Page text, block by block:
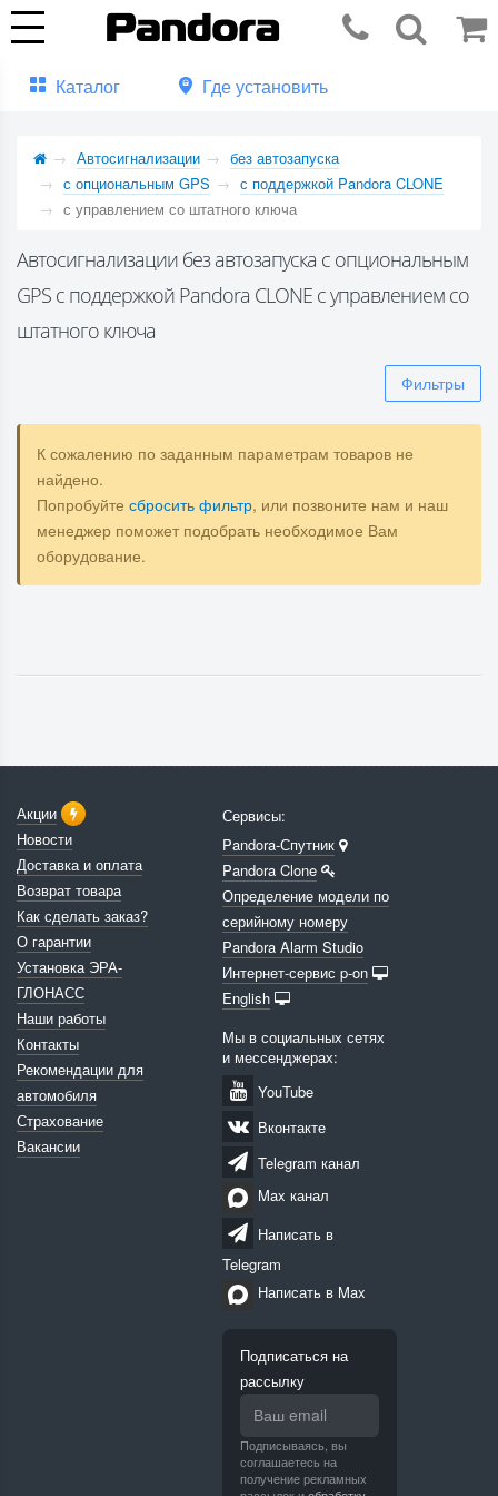
Каталог Где установить
Автосигнализации
без автозапуска
с опциональным GPS
с поддержкой Pandora CLONE
с управлением со штатного ключа
Автосигнализации без автозапуска с опциональным
GPS с поддержкой Pandora CLONE с управлением со
штатного ключа
Фильтры
К сожалению по заданным параметрам товаров не
найдено.
Попробуйте сбросить фильтр, или позвоните нам и наш
менеджер поможет подобрать необходимое Вам
оборудование.
Акции
Новости
Доставка и оплата
Возврат товара
Как сделать заказ?
О гарантии
Установка ЭРА-
ГЛОНАСС
Наши работы
Контакты
Рекомендации для
автомобиля
Страхование
Вакансии
Сервисы:
Pandora-Спутник
Pandora Clone
Определение модели по
серийному номеру
Pandora Alarm Studio
Интернет-сервис p-on
English
Мы в социальных сетях
и мессенджерах:
YouTube
Вконтакте
Telegram канал
Max канал
Написать в
Telegram
Написать в Max
Подписаться на
рассылку
Подписываясь, вы
соглашаетесь на
получение рекламных